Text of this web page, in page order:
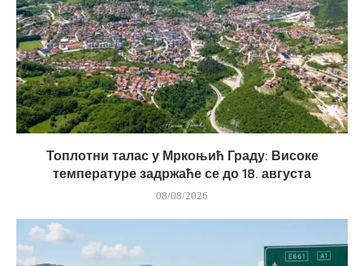
Топлотни талас у Мркоњић Граду: Високе
температуре задржаће се до 18. августа
08/08/2026